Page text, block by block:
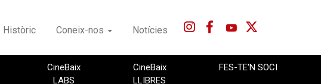
Històric Coneix-nos Notícies
CineBaix
LABS
CineBaix
LLIBRES
FES-TE'N SOCI